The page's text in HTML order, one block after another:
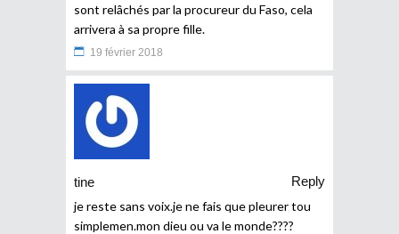
sont relâchés par la procureur du Faso, cela
arrivera à sa propre fille.
19 février 2018
tine
Reply
je reste sans voix.je ne fais que pleurer tou
simplemen.mon dieu ou va le monde????